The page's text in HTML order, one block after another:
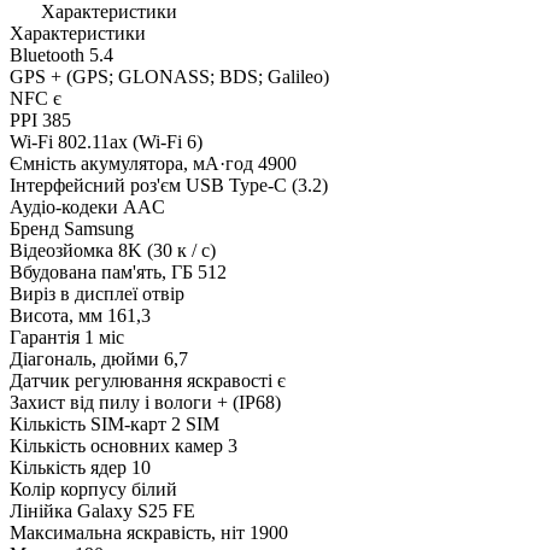
Характеристики
Характеристики
Bluetooth 5.4
GPS + (GPS; GLONASS; BDS; Galileo)
NFC є
PPI 385
Wi-Fi 802.11ax (Wi-Fi 6)
Ємність акумулятора, мА·год 4900
Інтерфейсний роз'єм USB Type-C (3.2)
Аудіо-кодеки AAC
Бренд Samsung
Відеозйомка 8K (30 к / с)
Вбудована пам'ять, ГБ 512
Виріз в дисплеї отвір
Висота, мм 161,3
Гарантія 1 міс
Діагональ, дюйми 6,7
Датчик регулювання яскравості є
Захист від пилу і вологи + (IP68)
Кількість SIM-карт 2 SIM
Кількість основних камер 3
Кількість ядер 10
Колір корпусу білий
Лінійка Galaxy S25 FE
Максимальна яскравість, ніт 1900